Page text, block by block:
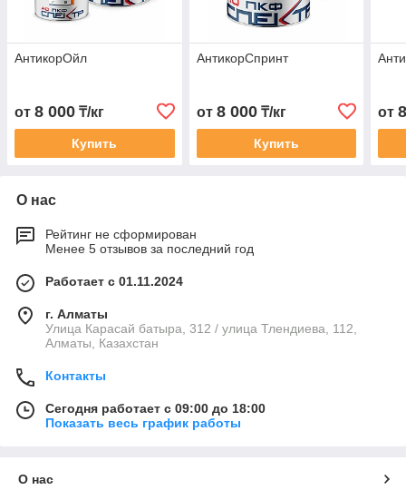
АнтикорОйл
от 8 000 ₸/кг
Купить
АнтикорСпринт
от 8 000₸/кг
Купить
от
О нас
Рейтинг не сформирован
Менее 5 отзывов за последний год
Работает с 01.11.2024
г. Алматы
Улица Карасай батыра, 312 / улица Тлендиева, 112,
Алматы, Казахстан
Контакты
Сегодня работает с 09:00 до 18:00
Показать весь график работы
О нас